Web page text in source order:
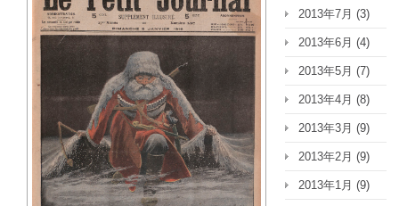
2013年7月 (3)
2013年6月 (4)
2013年5月 (7)
2013年4月 (8)
2013年3月 (9)
2013年2月 (9)
2013年1月 (9)